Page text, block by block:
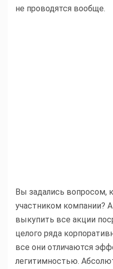
не проводятся вообще.
Вы задались вопросом,
участником компании?
выкупить все акции
целого ряда
все они отличаются
легитимностью.